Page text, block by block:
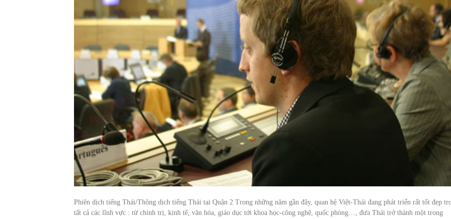
Phiên dịch tiếng Thái/Thông dịch tiếng Thái tại Quận 2 Trong những năm gần đây, quan hệ Việt-Thái đang phát triển rất tốt đẹp
tất cả các lĩnh vực : từ chính trị, kinh tế, văn hóa, giáo dục tới khoa học-công nghệ, quốc phòng…, đưa Thái trở thành một trong